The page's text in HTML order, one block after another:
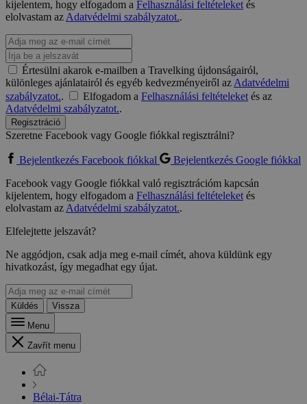
kijelentem, hogy elfogadom a Felhasználási feltételeketés
elolvastam azAdatvédelmi szabályzatot..
Értesülni akarok e-mailben a Travelking újdonságairól,
különleges ajánlatairól és egyéb kedvezményeiről azAdatvédelmi
szabályzatot.. Elfogadom a Felhasználási feltételeketés az
Adatvédelmi szabályzatot..
Regisztráció
Szeretne Facebook vagy Google fiókkal regisztrálni?
Bejelentkezés Facebook fiókkal
Bejelentkezés Google fiókkal
Facebook vagy Google fiókkal való regisztrációm kapcsán
kijelentem, hogy elfogadom a Felhasználási feltételeketés
elolvastam azAdatvédelmi szabályzatot..
Elfelejtette jelszavát?
Ne aggódjon, csak adja meg e-mail címét, ahova küldünk egy
hivatkozást, így megadhat egy újat.
Küldés
Vissza
Menu
Zavřít menu
Bélai-Tátra